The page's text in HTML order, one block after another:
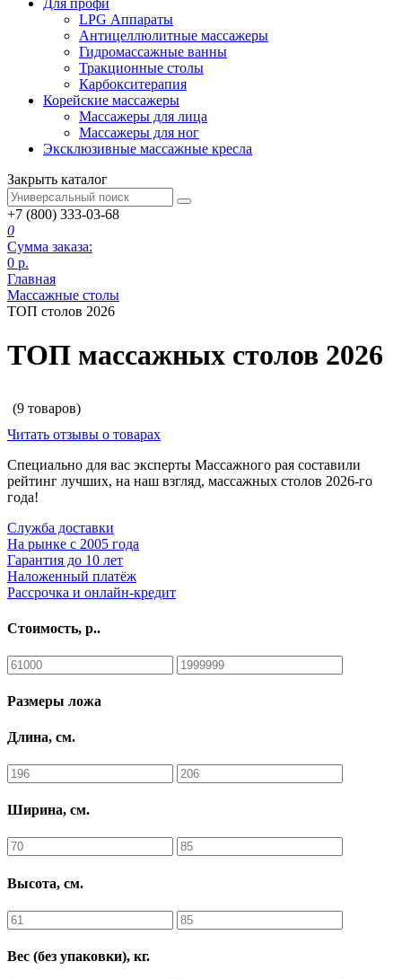
LPG Аппараты
Антицеллюлитные массажеры
Гидромассажные ванны
Тракционные столы
Карбокситерапия
Корейские массажеры
Массажеры для лица
Массажеры для ног
Эксклюзивные массажные кресла
Закрыть каталог
+7 (800) 333-03-68
0
Сумма заказа:
0 р.
Главная
Массажные столы
ТОП столов 2026
ТОП массажных столов 2026
(9 товаров)
Читать отзывы о товарах
Специально для вас эксперты Массажного рая составили
рейтинг лучших, на наш взгляд, массажных столов 2026-го
года!
Cлужба доставки
На рынке с 2005 года
Гарантия до 10 лет
Наложенный платёж
Рассрочка и онлайн-кредит
Стоимость, р..
Размеры ложа
Длина, см.
Ширина, см.
Высота, см.
Вес (без упаковки), кг.